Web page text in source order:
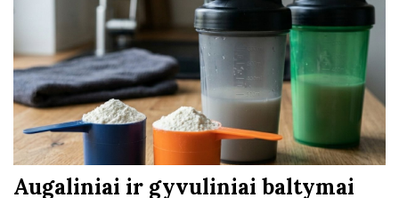
Augaliniai ir gyvuliniai baltymai